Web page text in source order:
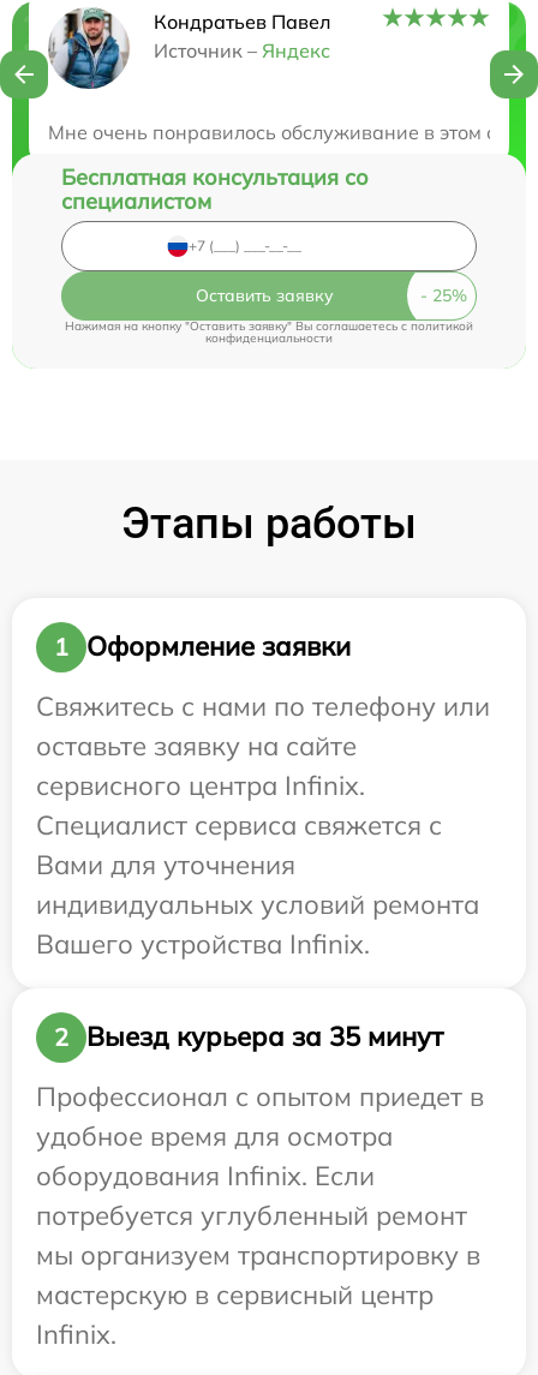
Кондратьев Павел
Источник – Яндекс
Мне очень понравилось обслуживание в этом
Нужна консультация?
Бесплатная консультация со
специалистом
Оставить заявку
Нажимая на кнопку "Оставить заявку" Вы соглашаетесь cполитикой
конфиденциальности
Этапы работы
1
Оформление заявки
Свяжитесь с нами по телефону или
оставьте заявку на сайте
сервисного центра Infinix.
Специалист сервиса свяжется с
Вами для уточнения
индивидуальных условий ремонта
Вашего устройства Infinix.
2
Выезд курьера за 35 минут
Профессионал с опытом приедет в
удобное время для осмотра
оборудования Infinix. Если
потребуется углубленный ремонт
мы организуем транспортировку в
мастерскую в сервисный центр
Infinix.